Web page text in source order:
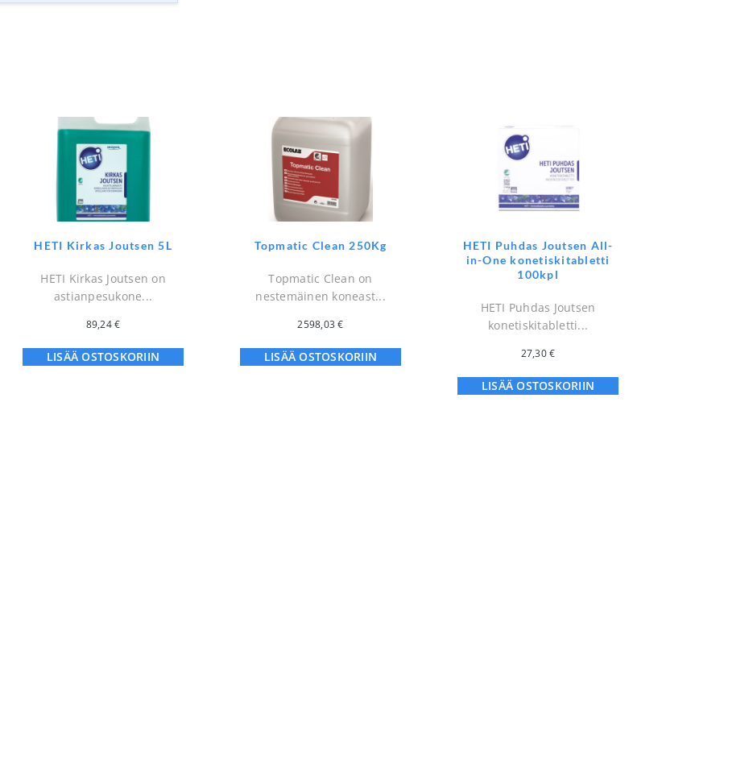
HETI Kirkas Joutsen 5L
HETI Kirkas Joutsen on
astianpesukone...
89,24€
LISÄÄ OSTOSKORIIN
Topmatic Clean 250Kg
Topmatic Clean on
nestemäinen koneast...
2598,03€
LISÄÄ OSTOSKORIIN
HETI Puhdas Joutsen All-
in-One konetiskitabletti
100kpl
HETI Puhdas Joutsen
konetiskitabletti...
27,30€
LISÄÄ OSTOSKORIIN